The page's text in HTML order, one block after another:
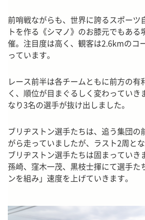
前哨戦ながらも、世界に誇るスポーツ
トを作る《シマノ》のお膝元でもある
催。注目度は高く、観客は2.6kmのコ
っています。
レース前半は各チームともに前方の有
く、順位が目まぐるしく変わっていき
なり3名の選手が抜け出しました。
ブリヂストン選手たちは、追う集団の
がら走っていましたが、ラスト2周と
ブリヂストン選手たちは固まっていき
孫崎、窪木一茂、黒枝士揮にて選手た
ンを組み」速度を上げていきます。